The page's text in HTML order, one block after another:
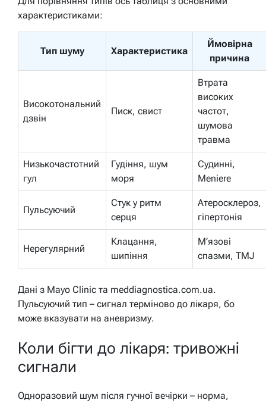
характеристиками:
Тип шуму Характеристика
Ймовірна
причина
Високотональний
дзвін
Писк, свист
Втрата
високих
частот,
шумова
травма
Низькочастотний
гул
Гудіння, шум
моря
Судинні,
Meniere
Пульсуючий
Стук у ритм
серця
Атеросклероз,
гіпертонія
Нерегулярний
Клацання,
шипіння
М’язові
спазми, TMJ
Дані з Mayo Clinic та meddiagnostica.com.ua.
Пульсуючий тип – сигнал терміново до лікаря, бо
може вказувати на аневризму.
Коли бігти до лікаря: тривожні
сигнали
Одноразовий шум після гучної вечірки – норма,